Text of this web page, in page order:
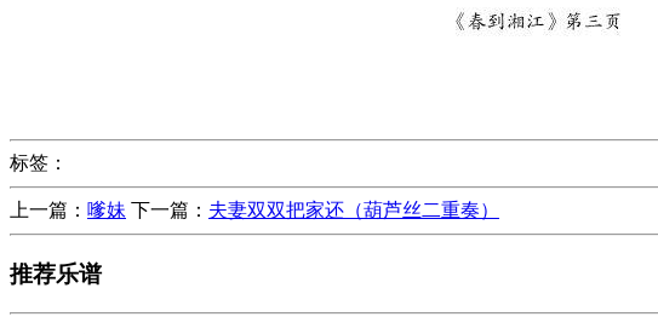
标签：
上一篇： 嗲妹 下一篇： 夫妻双双把家还（葫芦丝二重奏）
推荐乐谱